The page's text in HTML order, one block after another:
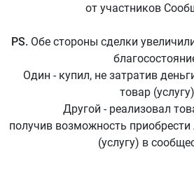
от участников
PS. Обе стороны сделки
Один - купил, не затратив
товар (услугу)
Другой - реализовал
получив возможность
(услугу) в